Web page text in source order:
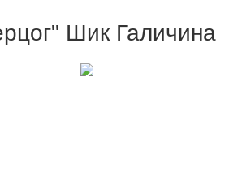
Шик Галичина